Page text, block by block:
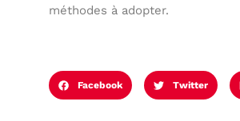
méthodes à adopter.
Facebook Twitter